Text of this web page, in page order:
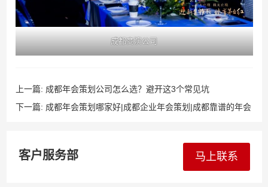
成都商演公司
上一篇: 成都年会策划公司怎么选？避开这3个常见坑
下一篇: 成都年会策划哪家好|成都企业年会策划|成都靠谱的年会
客户服务部 马上联系